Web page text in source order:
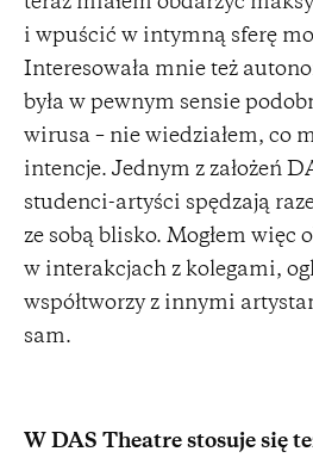
i wpuścić w intymną sferę
Interesowała mnie też
była w pewnym sensie
wirusa – nie wiedziałem, co
intencje. Jednym z założeń
studenci-artyści spędzają
ze sobą blisko. Mogłem więc
w interakcjach z kolegami,
współtworzy z innymi
sam.
W DAS Theatre stosuje się